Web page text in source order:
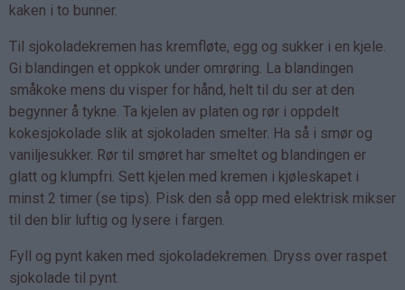
kaken i to bunner.
Til sjokoladekremen has kremfløte, egg og sukker i en kjele.
Gi blandingen et oppkok under omrøring. La blandingen
småkoke mens du visper for hånd, helt til du ser at den
begynner å tykne. Ta kjelen av platen og rør i oppdelt
kokesjokolade slik at sjokoladen smelter. Ha så i smør og
vaniljesukker. Rør til smøret har smeltet og blandingen er
glatt og klumpfri. Sett kjelen med kremen i kjøleskapet i
minst 2 timer (se tips). Pisk den så opp med elektrisk mikser
til den blir luftig og lysere i fargen.
Fyll og pynt kaken med sjokoladekremen. Dryss over raspet
sjokolade til pynt.